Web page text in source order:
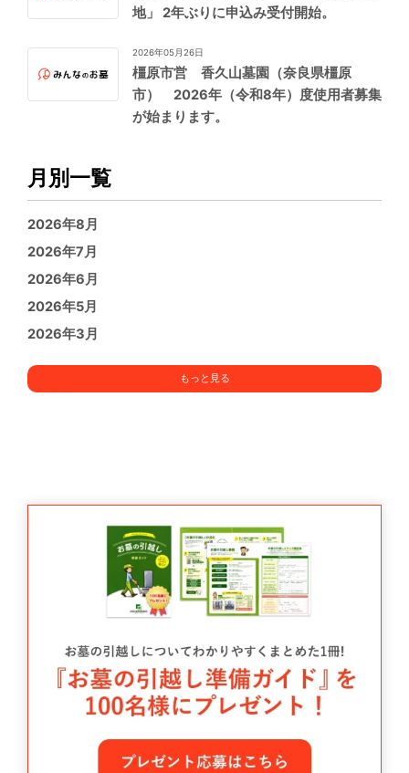
地」 2年ぶりに申込み受付開始。
2026年05月26日
橿原市営 香久山墓園（奈良県橿原
市） 2026年（令和8年）度使用者募集
が始まります。
月別一覧
2026年8月
2026年7月
2026年6月
2026年5月
2026年3月
もっと見る